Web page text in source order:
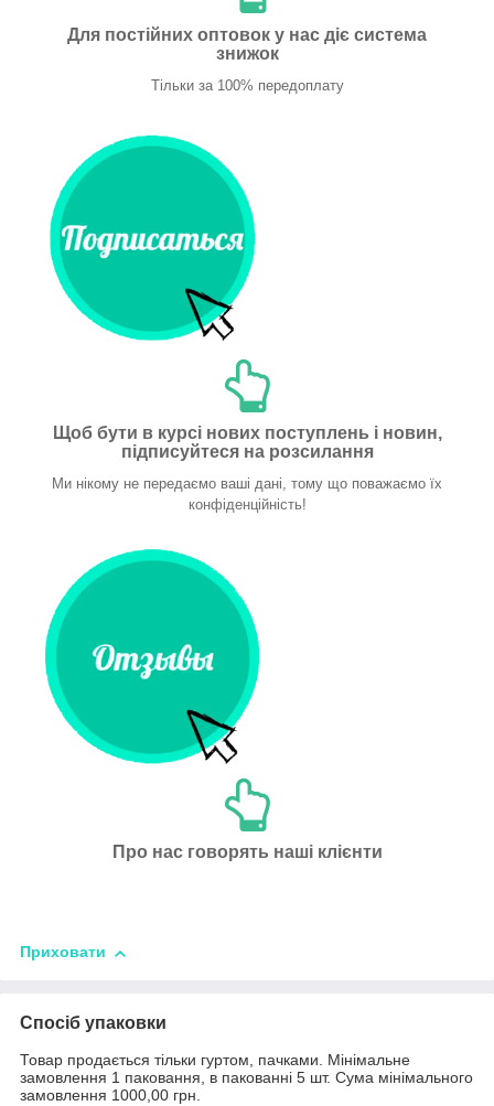
Для постійних оптовок у нас діє система
знижок
Тільки за 100% передоплату
Щоб бути в курсі нових поступлень і новин,
підписуйтеся на розсилання
Ми нікому не передаємо ваші дані, тому що поважаємо їх
конфіденційність!
Про нас говорять наші клієнти
Приховати
Спосіб упаковки
Товар продається тільки гуртом, пачками. Мінімальне
замовлення 1 паковання, в пакованні 5 шт. Сума мінімального
замовлення 1000,00 грн.